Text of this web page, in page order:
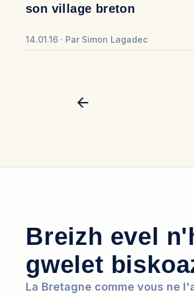
son village breton
14.01.16 Par Simon Lagadec
Breizh evel
gwelet
La Bretagne comme vous ne